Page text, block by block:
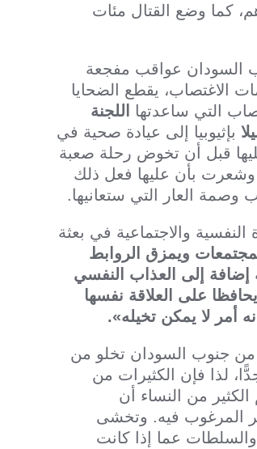
كما وضع القتال مئات
السودان عواقب مفجعة
الاغتصاب، يقطع الضحايا
التي ساعدتها
اللجنة
بإثيوبيا إلى عيادة صحية في
قبل أن تخوض رحلة صعبة
وشعرت بأن عليها فعل ذلك
العار التي ستعانيها.
والاجتماعية في بعثة
ويمزق الروابط
إضافة إلى العذاب النفسي
على العلاقة نفسها
أمر لا يمكن تخيله».
جنوب السودان تخلو من
لذا فإن الكثيرات من
من النساء أن
المرغوب فيه. وتخشى
والسلطات عما إذا كانت